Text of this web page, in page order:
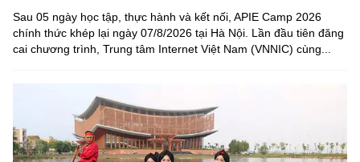
Sau 05 ngày học tập, thực hành và kết nối, APIE Camp 2026
chính thức khép lại ngày 07/8/2026 tại Hà Nội. Lần đầu tiên đăng
cai chương trình, Trung tâm Internet Việt Nam (VNNIC) cùng...